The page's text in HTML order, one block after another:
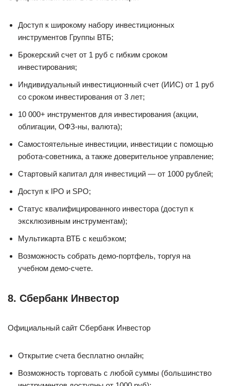
Доступ к широкому набору инвестиционных
инструментов Группы ВТБ;
Брокерский счет от 1 руб с гибким сроком
инвестирования;
Индивидуальный инвестиционный счет (ИИС) от 1 руб
со сроком инвестирования от 3 лет;
10 000+ инструментов для инвестирования (акции,
облигации, ОФЗ-ны, валюта);
Самостоятельные инвестиции, инвестиции с помощью
робота-советника, а также доверительное управление;
Стартовый капитал для инвестиций — от 1000 рублей;
Доступ к IPO и SPO;
Статус квалифицированного инвестора (доступ к
эксклюзивным инструментам);
Мультикарта ВТБ с кешбэком;
Возможность собрать демо-портфель, торгуя на
учебном демо-счете.
8. Сбербанк Инвестор
Официальный сайт Сбербанк Инвестор
Открытие счета бесплатно онлайн;
Возможность торговать с любой суммы (большинство